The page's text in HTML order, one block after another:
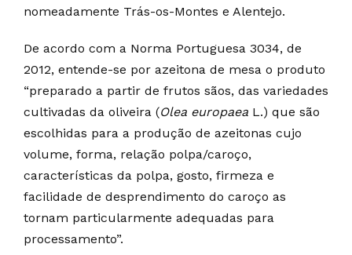
nomeadamente Trás-os-Montes e Alentejo.
De acordo com a Norma Portuguesa 3034, de
2012, entende-se por azeitona de mesa o produto
“preparado a partir de frutos sãos, das variedades
cultivadas da oliveira (Olea europaea L.) que são
escolhidas para a produção de azeitonas cujo
volume, forma, relação polpa/caroço,
características da polpa, gosto, firmeza e
facilidade de desprendimento do caroço as
tornam particularmente adequadas para
processamento”.